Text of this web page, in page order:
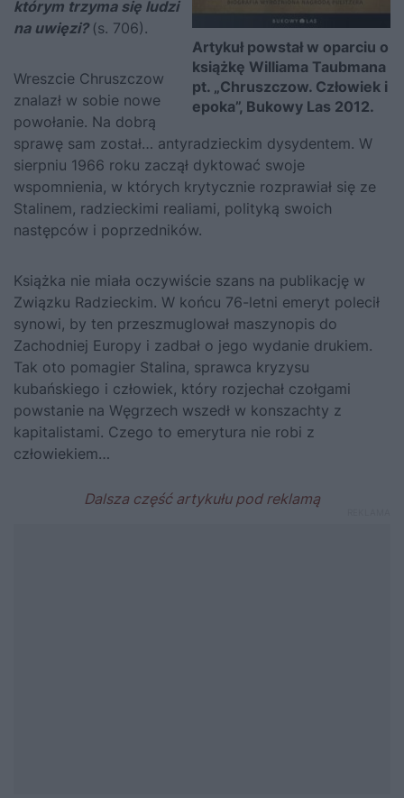
Artykuł powstał w oparciu o
książkę Williama Taubmana
pt. „Chruszczow. Człowiek i
epoka”, Bukowy Las 2012.
którym trzyma się ludzi
na uwięzi? (s. 706).
Wreszcie Chruszczow
znalazł w sobie nowe
powołanie. Na dobrą
sprawę sam został… antyradzieckim dysydentem. W
sierpniu 1966 roku zaczął dyktować swoje
wspomnienia, w których krytycznie rozprawiał się ze
Stalinem, radzieckimi realiami, polityką swoich
następców i poprzedników.
Książka nie miała oczywiście szans na publikację w
Związku Radzieckim. W końcu 76-letni emeryt polecił
synowi, by ten przeszmuglował maszynopis do
Zachodniej Europy i zadbał o jego wydanie drukiem.
Tak oto pomagier Stalina, sprawca kryzysu
kubańskiego i człowiek, który rozjechał czołgami
powstanie na Węgrzech wszedł w konszachty z
kapitalistami. Czego to emerytura nie robi z
człowiekiem…